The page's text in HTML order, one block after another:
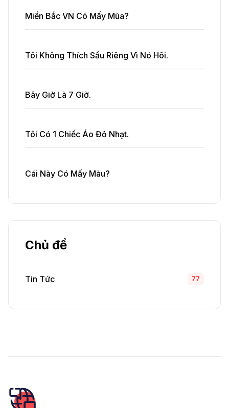
Miền Bắc VN Có Mấy Mùa?
Tôi Không Thích Sầu Riêng Vì Nó Hôi.
Bây Giờ Là 7 Giờ.
Tôi Có 1 Chiếc Áo Đỏ Nhạt.
Cái Này Có Mấy Màu?
Chủ đề
Tin Tức 77